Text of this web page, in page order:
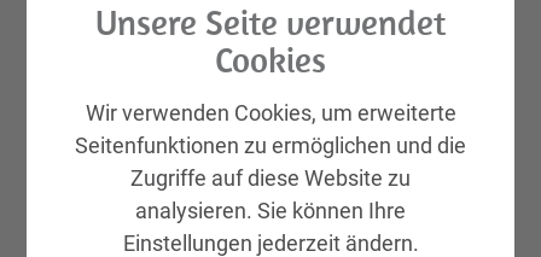
GemeindemitarbeiterInnen
Amtssignatur
Abteilungen und Einrichtungen
Ferienprogramm 2026
Unsere Seite verwendet
Cookies
Wir verwenden Cookies, um erweiterte
Seitenfunktionen zu ermöglichen und die
Zugriffe auf diese Website zu
analysieren. Sie können Ihre
Einstellungen jederzeit ändern.